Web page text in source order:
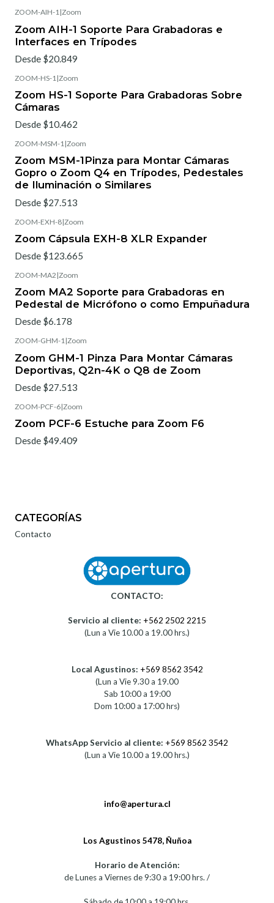
ZOOM-AIH-1|Zoom
Zoom AIH-1 Soporte Para Grabadoras e
Interfaces en Trípodes
Desde $20.849
ZOOM-HS-1 |Zoom
Zoom HS-1 Soporte Para Grabadoras Sobre
Cámaras
Desde $10.462
ZOOM-MSM-1|Zoom
Zoom MSM-1Pinza para Montar Cámaras
Gopro o Zoom Q4 en Trípodes, Pedestales
de Iluminación o Similares
Desde $27.513
ZOOM-EXH-8|Zoom
Zoom Cápsula EXH-8 XLR Expander
Desde $123.665
ZOOM-MA2 |Zoom
Zoom MA2 Soporte para Grabadoras en
Pedestal de Micrófono o como Empuñadura
Desde $6.178
ZOOM-GHM-1|Zoom
Zoom GHM-1 Pinza Para Montar Cámaras
Deportivas, Q2n-4K o Q8 de Zoom
Desde $27.513
ZOOM-PCF-6|Zoom
Zoom PCF-6 Estuche para Zoom F6
Desde $49.409
CATEGORÍAS
Contacto
CONTACTO:
Servicio al cliente: +562 2502 2215
(Lun a Vie 10.00 a 19.00 hrs.)
Local Agustinos: +569 8562 3542
(Lun a Vie 9.30 a 19.00
Sab 10:00 a 19:00
Dom 10:00 a 17:00 hrs)
WhatsApp Servicio al cliente: +569 8562 3542
(Lun a Vie 10.00 a 19.00 hrs.)
info@apertura.cl
Los Agustinos 5478, Ñuñoa
Horario de Atención:
de Lunes a Viernes de 9:30 a 19:00 hrs. /